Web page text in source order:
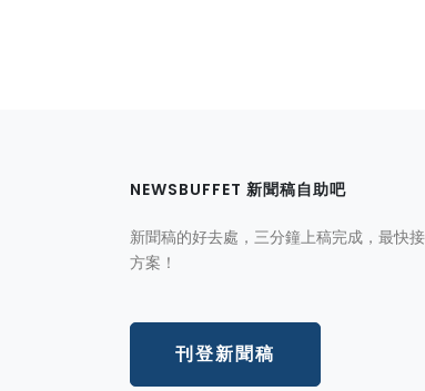
NEWSBUFFET 新聞稿自助吧
新聞稿的好去處，三分鐘上稿完成，最快
方案！
刊登新聞稿